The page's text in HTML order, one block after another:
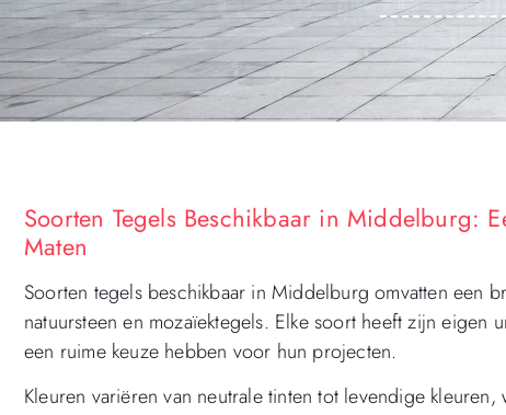
Soorten Tegels Beschikbaar in Middelburg:
Maten
Soorten tegels beschikbaar in Middelburg omvatten een
natuursteen en mozaïektegels. Elke soort heeft zijn eigen
een ruime keuze hebben voor hun projecten.
Kleuren variëren van neutrale tinten tot levendige